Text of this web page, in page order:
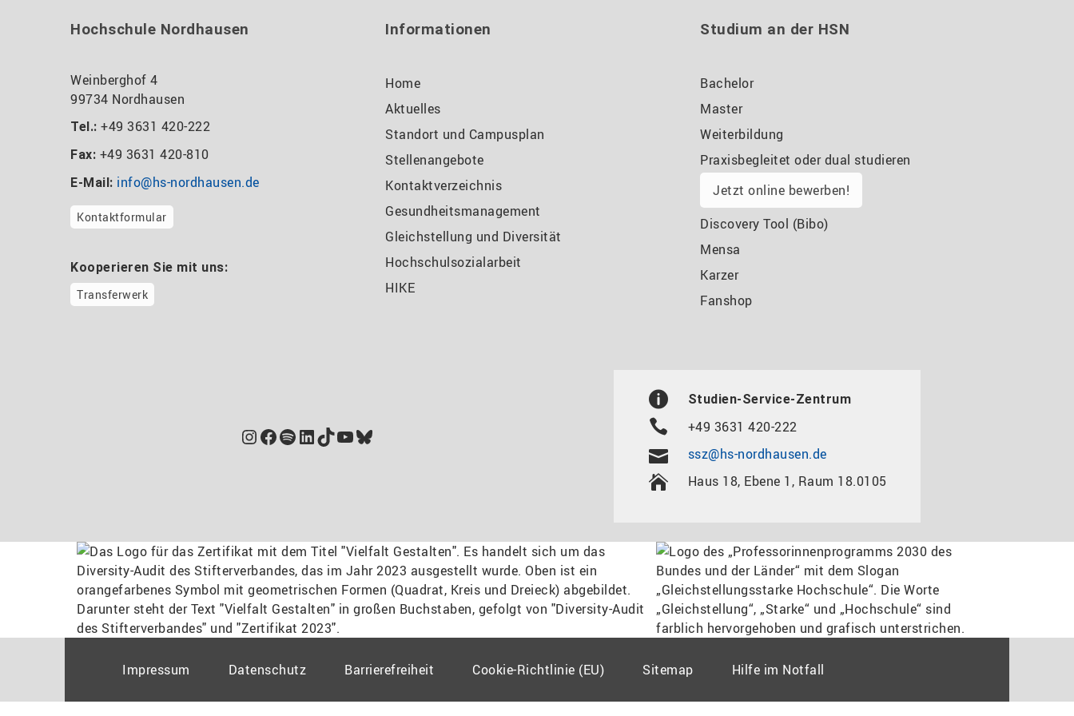
Hochschule Nordhausen
Weinberghof 4
99734 Nordhausen
Tel.: +49 3631 420-222
Fax: +49 3631 420-810
E-Mail: info@hs-nordhausen.de
Kontaktformular
Kooperieren Sie mit uns:
Transferwerk
Informationen
Home
Aktuelles
Standort und Campusplan
Stellenangebote
Kontaktverzeichnis
Gesundheitsmanagement
Gleichstellung und Diversität
Hochschulsozialarbeit
HIKE
Studium an der HSN
Bachelor
Master
Weiterbildung
Praxisbegleitet oder dual studieren
Jetzt online bewerben!
Discovery Tool (Bibo)
Mensa
Karzer
Fanshop
Instagram
Facebook
Spotify
LinkedIn
TikTok
YouTube
Bluesky
Studien-Service-Zentrum
+49 3631 420-222
ssz@hs-nordhausen.de
Haus 18, Ebene 1, Raum 18.0105
Impressum Datenschutz Barrierefreiheit Cookie-Richtlinie (EU) Sitemap Hilfe im Notfall